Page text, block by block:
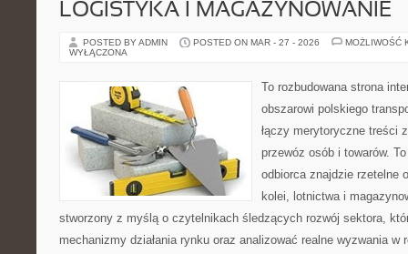
LOGISTYKA I MAGAZYNOWANIE
POSTED BY ADMIN POSTED ON MAR - 27 - 2026
MOŻLIWOŚĆ
WYŁĄCZONA
To rozbudowana strona
obszarowi polskiego
łączy merytoryczne treści
przewóz osób i towarów.
odbiorca znajdzie rzetelne
kolei, lotnictwa i
stworzony z myślą o czytelnikach śledzących rozwój sektora,
mechanizmy działania rynku oraz analizować realne wyzwania w